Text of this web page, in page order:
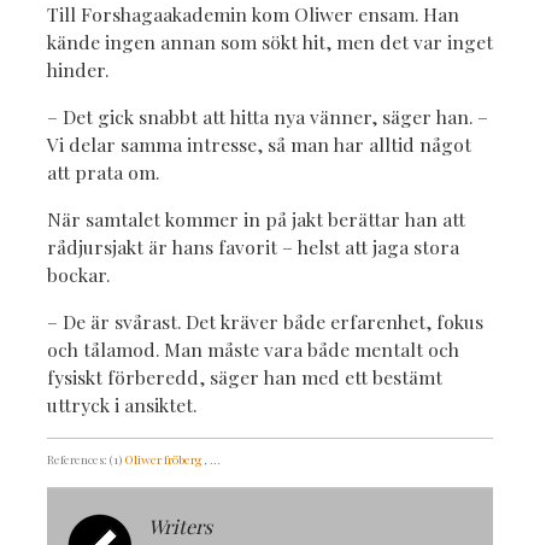
Till Forshagaakademin kom Oliwer ensam. Han
kände ingen annan som sökt hit, men det var inget
hinder.
– Det gick snabbt att hitta nya vänner, säger han. –
Vi delar samma intresse, så man har alltid något
att prata om.
När samtalet kommer in på jakt berättar han att
rådjursjakt är hans favorit – helst att jaga stora
bockar.
– De är svårast. Det kräver både erfarenhet, fokus
och tålamod. Man måste vara både mentalt och
fysiskt förberedd, säger han med ett bestämt
uttryck i ansiktet.
References: (1) Oliwer fröberg, ...
Writers